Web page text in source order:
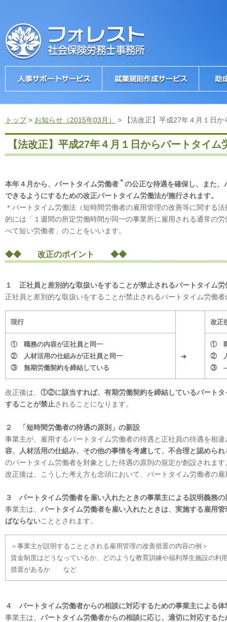
トップ> お知らせ（2015年03月） > 【法改正】平成27年４月１日
【法改正】平成27年４月１日からパートタイ
本年４月から、パートタイム労働者 ＊ の公正な待遇を確保し、また、
できるようにするための改正パートタイム労働法が施行されます。
＊パートタイム労働法（短時間労働者の雇用管理の改善等に関する
的には「１週間の所定労働時間が同一の事業所に雇用される通常の
べて短い労働者」のことをいいます。
◆◆ 改正のポイント ◆◆
１ 正社員と差別的な取扱いをすることが禁止されるパートタイム労
正社員と差別的な取扱いをすることが禁止されるパートタイム労働
現行
➔
改正
① 職務の内容が正社員と同一
② 人材活用の仕組みが正社員と同一
③ 無期労働契約を締結している
① 職
② 人
③ ―
改正後は、 ①②に該当すれば、有期労働契約を締結しているパートタ
することが禁止されることになります。
２ 「短時間労働者の待遇の原則」の新設
事業主が、雇用するパートタイム労働者の待遇と正社員の待遇を相
容、人材活用の仕組み、その他の事情を考慮して、不合理と認めら
のパートタイム労働者を対象とした待遇の原則の規定が創設されます
改正後は、こうした考え方も念頭において、パートタイム労働者の
３ パートタイム労働者を雇い入れたときの事業主による説明義務の
事業主は、 パートタイム労働者を雇い入れたときは、実施する雇用
ばならないこととされます。
＜事業主が説明することとされる雇用管理の改善措置の内容の例＞
賃金制度はどうなっているか、どのような教育訓練や福利厚生施設の利
措置があるか など
４ パートタイム労働者からの相談に対応するための事業主による体
事業主は、 パートタイム労働者からの相談に応じ、適切に対応する